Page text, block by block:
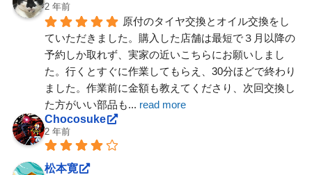
2 年前
原付のタイヤ交換とオイル交換をし
ていただきました。購入した店舗は最短で３月以降の
予約しか取れず、実家の近いこちらにお願いしまし
た。行くとすぐに作業してもらえ、30分ほどで終わり
ました。作業前に金額も教えてくださり、次回交換し
た方がいい部品も... read more
Chocosuke
2 年前
松本寛